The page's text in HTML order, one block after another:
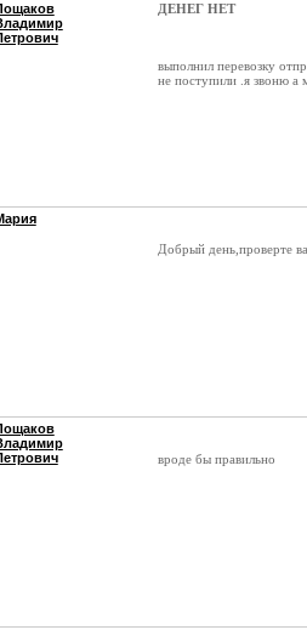
ДЕНЕГ НЕТ
выполнил перевозку
не поступили .я звоню а
Добрый день,проверте
вроде бы правильно